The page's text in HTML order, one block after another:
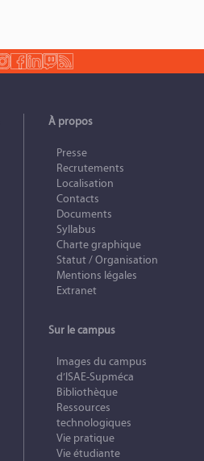
À propos
Presse
Recrutements
Localisation
Contacts
Documents
Syllabus
Charte graphique
Statut / Organisation
Mentions légales
Extranet
Sur le campus
Images du campus
d’ISAE-Supméca
Bibliothèque
Ressources
technologiques
Vie pratique
Vie étudiante